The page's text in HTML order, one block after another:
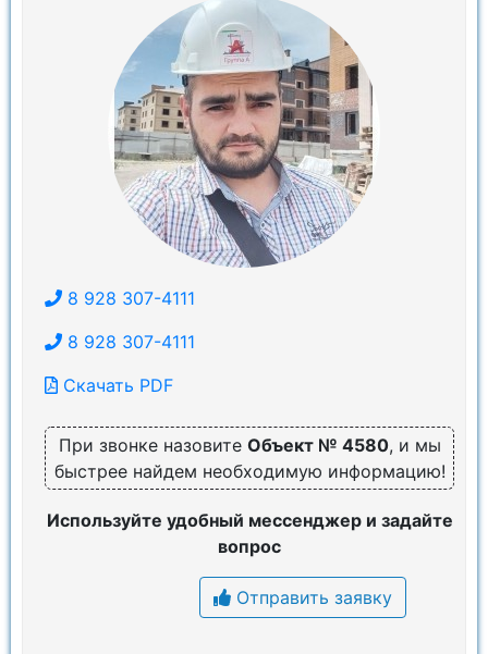
8 928 307-4111
8 928 307-4111
Скачать PDF
При звонке назовите Объект № 4580, и мы
быстрее найдем необходимую информацию!
Используйте удобный мессенджер и задайте
вопрос
Отправить заявку